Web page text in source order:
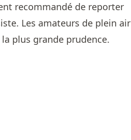
recommandé de reporter
Les amateurs de plein air
plus grande prudence.